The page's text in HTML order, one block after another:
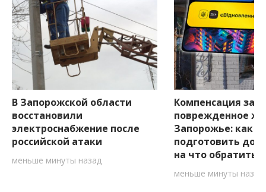
В Запорожской области
восстановили
электроснабжение после
российской атаки
меньше минуты назад
Компенсация за
поврежденное
Запорожье: как
подготовить
на что обратить
меньше минуты назад